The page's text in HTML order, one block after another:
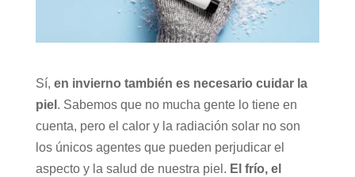
Sí, en invierno también es necesario cuidar la
piel . Sabemos que no mucha gente lo tiene en
cuenta, pero el calor y la radiación solar no son
los únicos agentes que pueden perjudicar el
aspecto y la salud de nuestra piel. El frío, el